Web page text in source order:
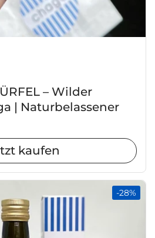
– Wilder
| Naturbelassener
kaufen
-28%